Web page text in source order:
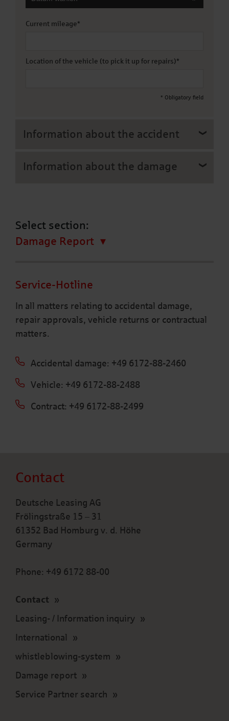
Current mileage*
Location of the vehicle (to pick it up for repairs)*
* Obligatory field
Information about the accident
Information about the damage
Select section:
Damage Report
Service-Hotline
In all matters relating to accidental damage,
repair approvals, vehicle returns or contractual
matters.
Accidental damage: +49 6172-88-2460
Vehicle: +49 6172-88-2488
Contract: +49 6172-88-2499
Contact
Deutsche Leasing AG
Frölingstraße 15 – 31
61352 Bad Homburg v. d. Höhe
Germany
Phone: +49 6172 88-00
Contact
Leasing- / Information inquiry
International
whistleblowing-system
Damage report
Service Partner search